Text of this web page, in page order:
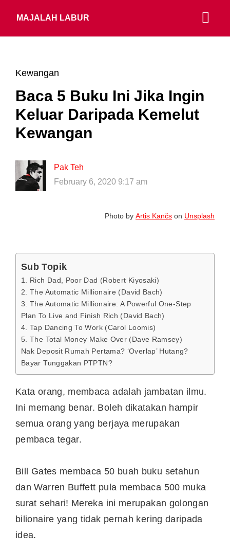
MAJALAH LABUR
Kewangan
Baca 5 Buku Ini Jika Ingin
Keluar Daripada Kemelut
Kewangan
Pak Teh
February 6, 2020 9:17 am
Photo by Artis Kančs on Unsplash
Sub Topik
1. Rich Dad, Poor Dad (Robert Kiyosaki)
2. The Automatic Millionaire (David Bach)
3. The Automatic Millionaire: A Powerful One-Step
Plan To Live and Finish Rich (David Bach)
4. Tap Dancing To Work (Carol Loomis)
5. The Total Money Make Over (Dave Ramsey)
Nak Deposit Rumah Pertama? ‘Overlap’ Hutang?
Bayar Tunggakan PTPTN?
Kata orang, membaca adalah jambatan ilmu.
Ini memang benar. Boleh dikatakan hampir
semua orang yang berjaya merupakan
pembaca tegar.
Bill Gates membaca 50 buah buku setahun
dan Warren Buffett pula membaca 500 muka
surat sehari! Mereka ini merupakan golongan
bilionaire yang tidak pernah kering daripada
idea.